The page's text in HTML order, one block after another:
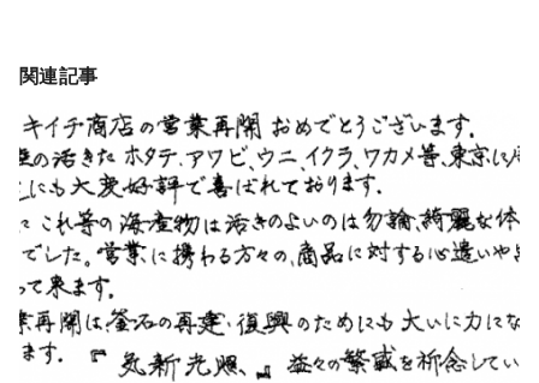
関連記事